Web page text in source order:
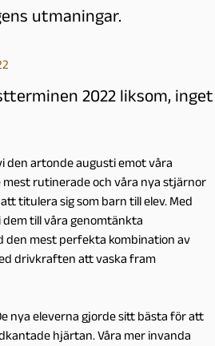
utmaningar.
2022 liksom, inget
den artonde augusti emot våra
rutinerade och våra nya stjärnor
titulera sig som barn till elev. Med
till våra genomtänkta
den mest perfekta kombination av
drivkraften att vaska fram
nya eleverna gjorde sitt bästa för att
hjärtan. Våra mer invanda